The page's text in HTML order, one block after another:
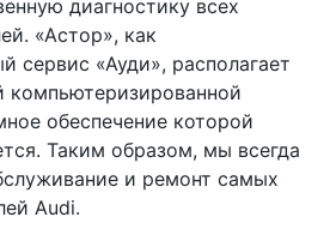
диагностику всех
«Астор», как
сервис «Ауди», располагает
компьютеризированной
обеспечение которой
Таким образом, мы всегда
и ремонт самых
Audi.